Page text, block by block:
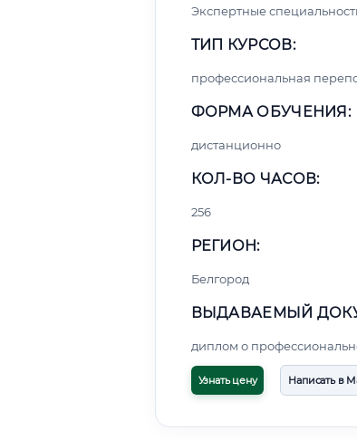
Экспертные
ТИП КУРСОВ:
профессиональная
ФОРМА ОБУЧЕНИЯ:
дистанционно
КОЛ-ВО ЧАСОВ:
256
РЕГИОН:
Белгород
ВЫДАВАЕМЫЙ
диплом о
Узнать цену Написать в